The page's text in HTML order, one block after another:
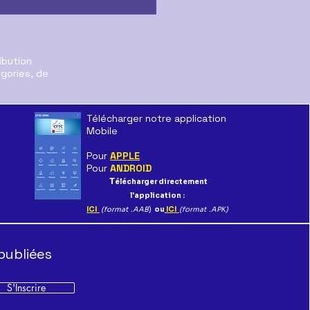
au CSE sur le
de SFR Distribution
de
Télécharger notre application
Mobile
Pour APPLE
Pour ANDROID
Télécharger directement
l'application :
ICI (format .AAB) ou ICI (format .APK)
S'Inscrire